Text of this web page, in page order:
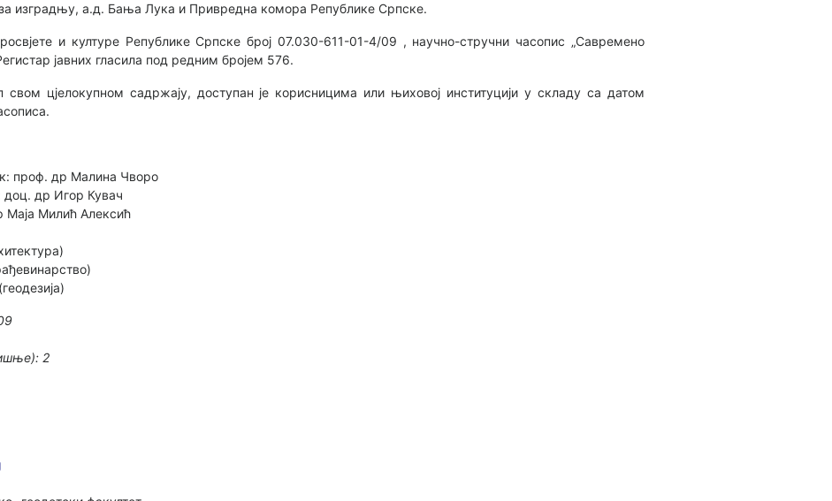
за изградњу, а.д. Бања Лука и Привредна комора Републике Српске.
и културе Републике Српске број 07.030-611-01-4/09 , научно-стручни часопис „Савремено
јавних гласила под редним бројем 576.
свом цјелокупном садржају, доступан је корисницима или њиховој институцији у складу са датом
проф. др Малина Чворо
доц. др Игор Кувач
Маја Милић Алексић
2